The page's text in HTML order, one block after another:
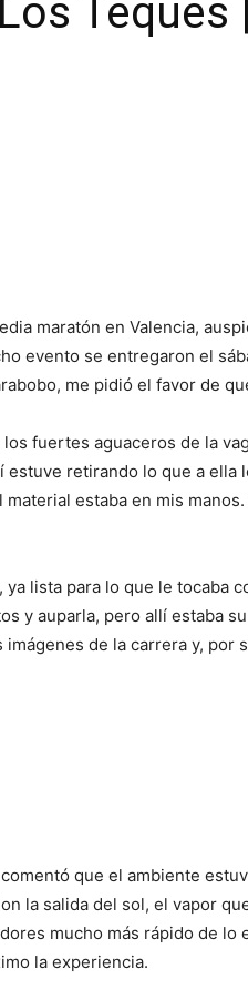
Teques
maratón en Valencia,
evento se entregaron el
me pidió el favor de
fuertes aguaceros de la
estuve retirando lo que a ella
estaba en mis
lista para lo que le tocaba
y auparla, pero allí estaba
de la carrera y, por
que el ambiente
la salida del sol, el vapor
mucho más rápido de lo
la experiencia.